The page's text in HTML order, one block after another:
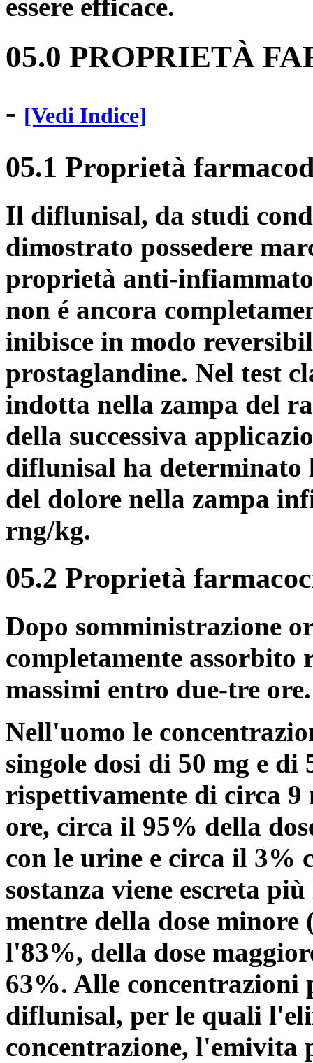
essere efficace.
05.0 PROPRIETÀ
- [Vedi Indice]
05.1 Proprietà
Il diflunisal, da studi
dimostrato possedere
proprietà anti-
non é ancora
inibisce in modo
prostaglandine. Nel test
indotta nella zampa del
della successiva
diflunisal ha determinato
del dolore nella zampa
rng/kg.
05.2 Proprietà
Dopo somministrazione
completamente
massimi entro due-tre ore.
Nell'uomo le
singole dosi di 50 mg e di
rispettivamente di circa 9
ore, circa il 95% della
con le urine e circa il 3%
sostanza viene escreta
mentre della dose minore
l'83%, della dose
63%. Alle concentrazioni
diflunisal, per le quali
concentrazione, l'emivita